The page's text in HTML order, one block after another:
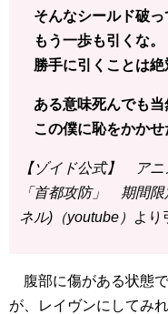
そんなシールド破っ
もう一歩も引くな。
勝手に引くことは絶
ある意味死んでも当
この僕に恥をかかせ
【ゾイド公式】 ア
「首都攻防」 期間
ネル)（youtube）
より
腹部に傷がある状態
が、レイヴンにしてみ